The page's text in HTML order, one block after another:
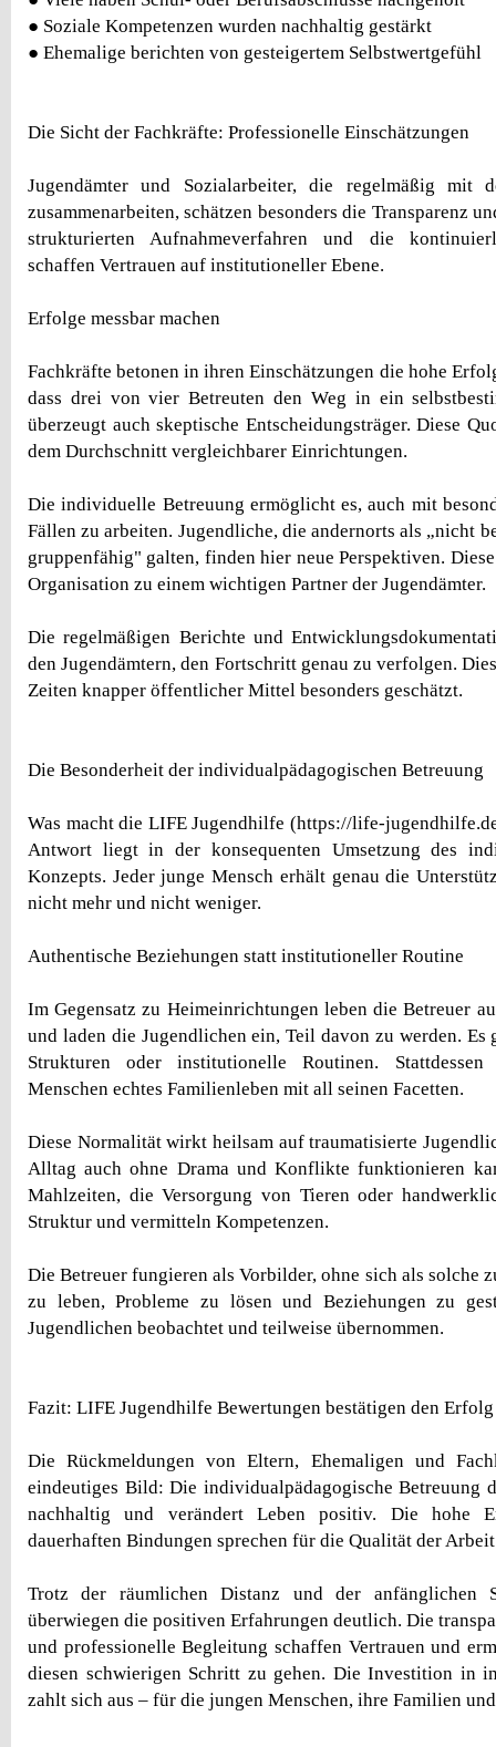
● Soziale Kompetenzen wurden nachhaltig gestärkt
● Ehemalige berichten von gesteigertem Selbstwertgefühl
Die Sicht der Fachkräfte: Professionelle Einschätzungen
Jugendämter und Sozialarbeiter, die regelmäßig mit
zusammenarbeiten, schätzen besonders die Transparenz
strukturierten Aufnahmeverfahren und die
schaffen Vertrauen auf institutioneller Ebene.
Erfolge messbar machen
Fachkräfte betonen in ihren Einschätzungen die hohe
dass drei von vier Betreuten den Weg in ein
überzeugt auch skeptische Entscheidungsträger. Diese
dem Durchschnitt vergleichbarer Einrichtungen.
Die individuelle Betreuung ermöglicht es, auch mit
Fällen zu arbeiten. Jugendliche, die andernorts als „nicht
gruppenfähig" galten, finden hier neue Perspektiven.
Organisation zu einem wichtigen Partner der Jugendämter.
Die regelmäßigen Berichte und
den Jugendämtern, den Fortschritt genau zu verfolgen.
Zeiten knapper öffentlicher Mittel besonders geschätzt.
Die Besonderheit der individualpädagogischen Betreuung
Was macht die LIFE Jugendhilfe (https://life-
Antwort liegt in der konsequenten Umsetzung des
Konzepts. Jeder junge Mensch erhält genau die
nicht mehr und nicht weniger.
Authentische Beziehungen statt institutioneller Routine
Im Gegensatz zu Heimeinrichtungen leben die Betreuer
und laden die Jugendlichen ein, Teil davon zu werden.
Strukturen oder institutionelle Routinen.
Menschen echtes Familienleben mit all seinen Facetten.
Diese Normalität wirkt heilsam auf traumatisierte
Alltag auch ohne Drama und Konflikte funktionieren
Mahlzeiten, die Versorgung von Tieren oder
Struktur und vermitteln Kompetenzen.
Die Betreuer fungieren als Vorbilder, ohne sich als solche
zu leben, Probleme zu lösen und Beziehungen zu
Jugendlichen beobachtet und teilweise übernommen.
Fazit: LIFE Jugendhilfe Bewertungen bestätigen den Erfolg
Die Rückmeldungen von Eltern, Ehemaligen und
eindeutiges Bild: Die individualpädagogische Betreuung
nachhaltig und verändert Leben positiv. Die hohe
dauerhaften Bindungen sprechen für die Qualität der
Trotz der räumlichen Distanz und der anfänglichen
überwiegen die positiven Erfahrungen deutlich. Die
und professionelle Begleitung schaffen Vertrauen und
diesen schwierigen Schritt zu gehen. Die Investition in
zahlt sich aus – für die jungen Menschen, ihre Familien